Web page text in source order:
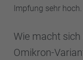
Impfung sehr hoch.
Wie macht
Omikron-